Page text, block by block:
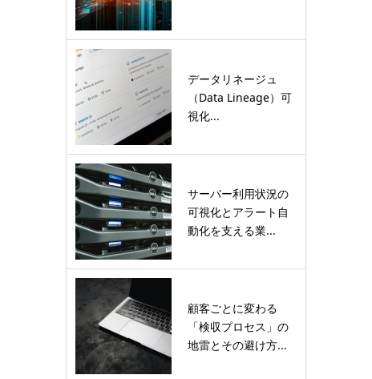
データリネージュ
（Data Lineage）可
視化...
サーバー利用状況の
可視化とアラート自
動化を支える業...
顧客ごとに変わる
「検収プロセス」の
地雷とその避け方...